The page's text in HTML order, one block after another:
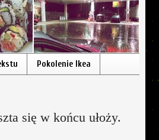
Pokolenie Ikea
się w końcu ułoży.